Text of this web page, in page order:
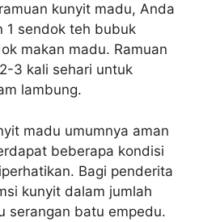
kunyit madu, Anda
1 sendok teh bubuk
makan madu. Ramuan
3 kali sehari untuk
lambung.
madu umumnya aman
beberapa kondisi
Bagi penderita
kunyit dalam jumlah
serangan batu empedu.